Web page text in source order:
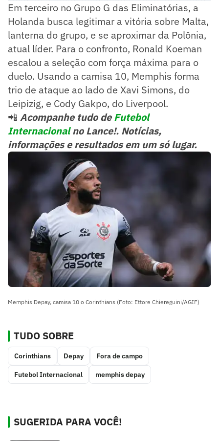
Em terceiro no Grupo G das Eliminatórias, a
Holanda busca legitimar a vitória sobre Malta,
lanterna do grupo, e se aproximar da Polônia,
atual líder. Para o confronto, Ronald Koeman
escalou a seleção com força máxima para o
duelo. Usando a camisa 10, Memphis forma
trio de ataque ao lado de Xavi Simons, do
Leipizig, e Cody Gakpo, do Liverpool.
📲 Acompanhe tudo deFutebol
Internacionalno Lance!. Notícias,
informações e resultados em um só lugar.
Memphis Depay, camisa 10 o Corinthians (Foto: Ettore Chiereguini/AGIF)
TUDO SOBRE
Corinthians Depay Fora de campo
Futebol Internacional memphis depay
SUGERIDA PARA VOCÊ!